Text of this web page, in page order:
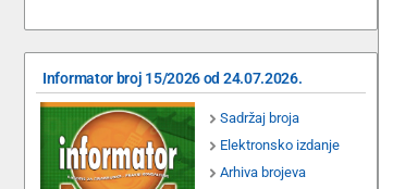
Informator broj 15/2026 od 24.07.2026.
Sadržaj broja
Elektronsko izdanje
Arhiva brojeva